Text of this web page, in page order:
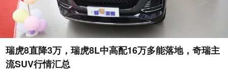
瑞虎8直降3万，瑞虎8L中高配16万多能落地，奇瑞主
流SUV行情汇总